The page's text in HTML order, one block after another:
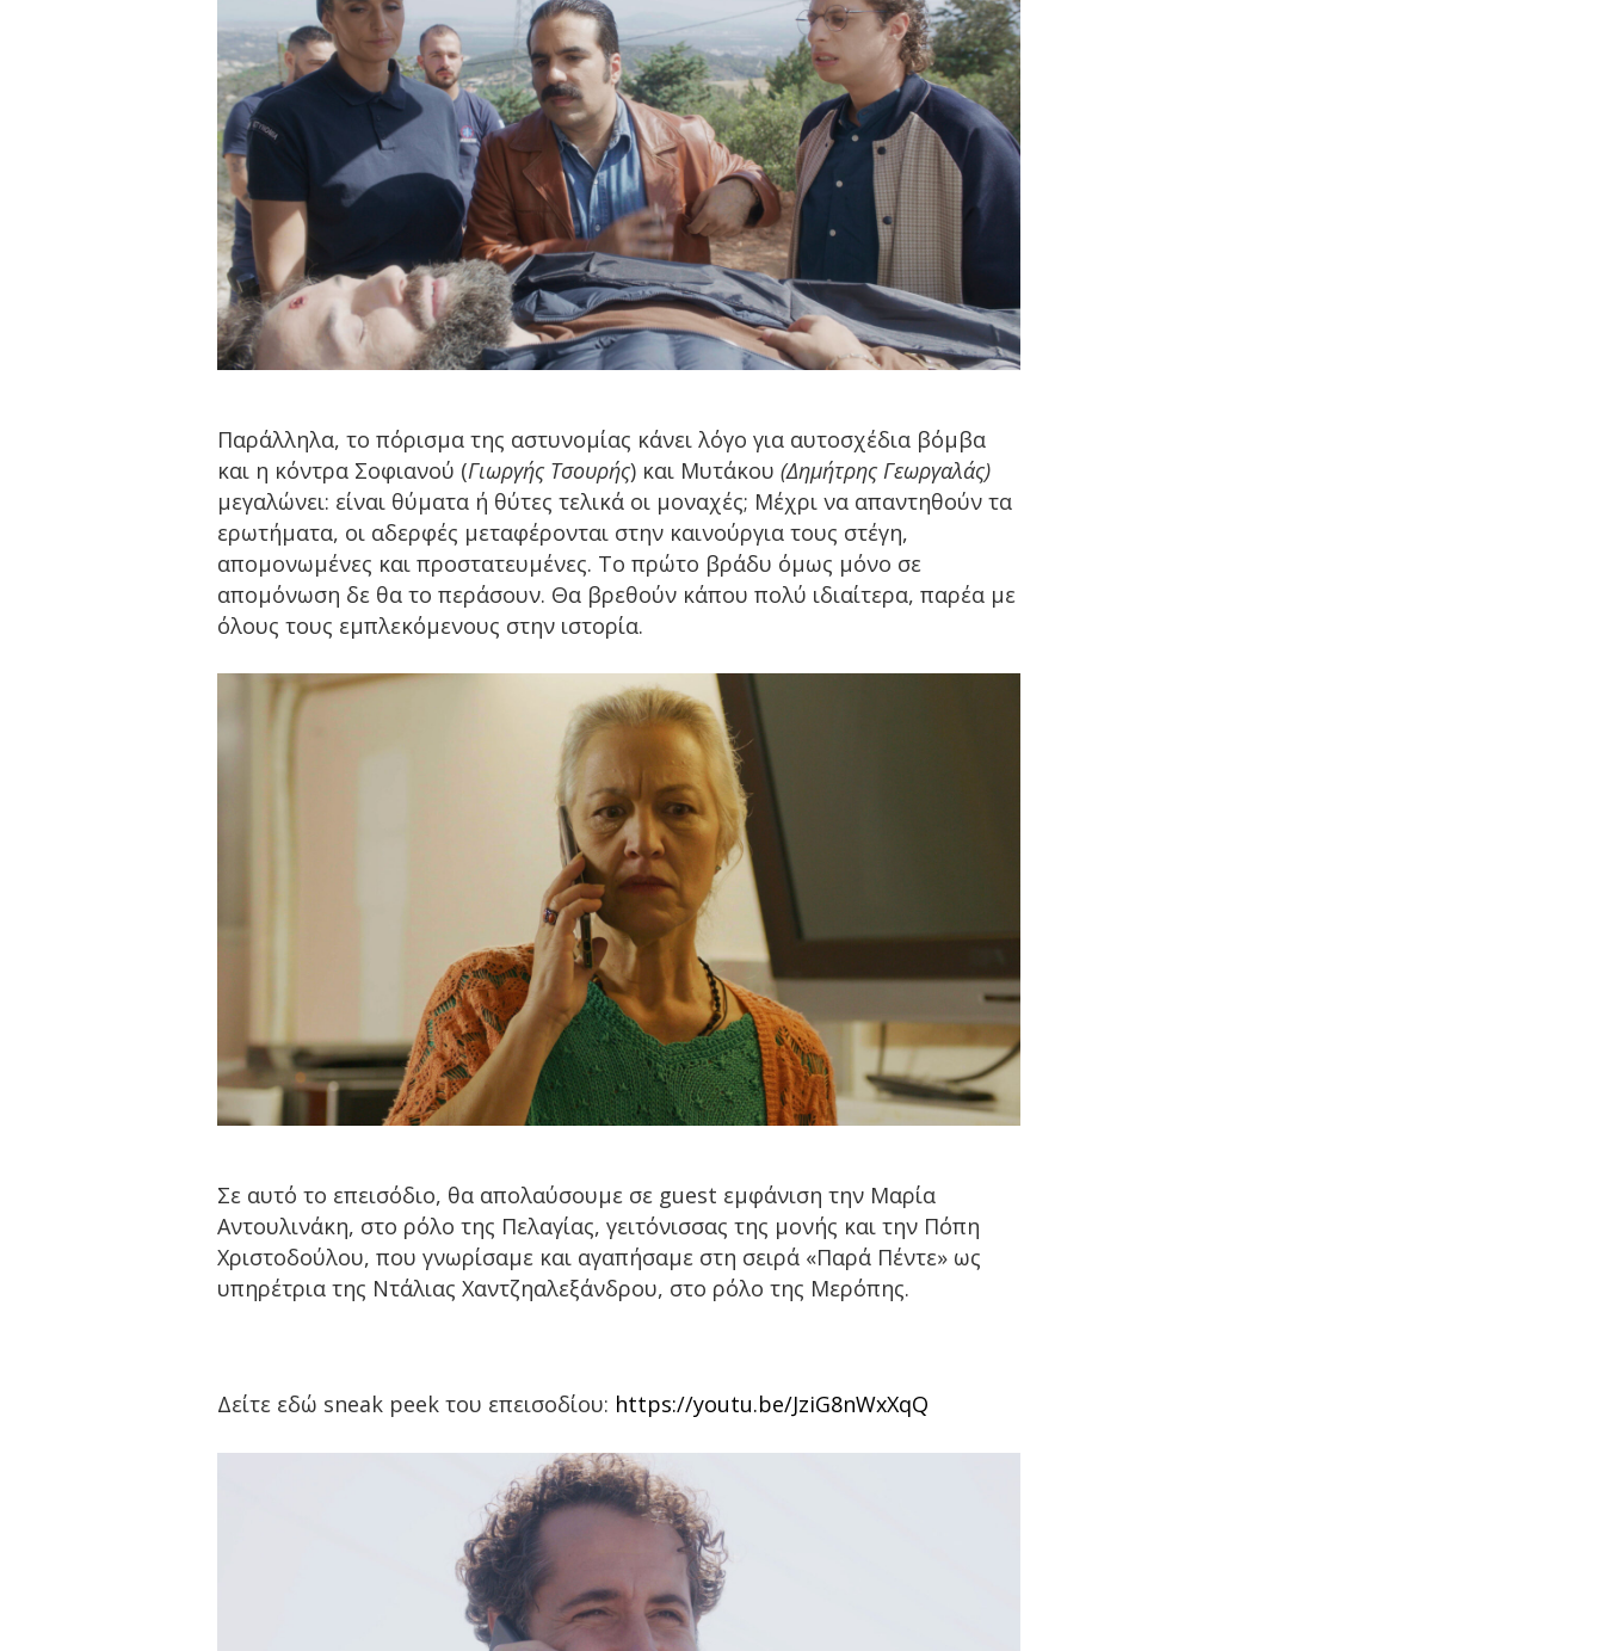
Παράλληλα, το πόρισμα της αστυνομίας κάνει λόγο για αυτοσχέδια βόμβα
και η κόντρα Σοφιανού (Γιωργής Τσουρής) και Μυτάκου (Δημήτρης Γεωργαλάς)
μεγαλώνει: είναι θύματα ή θύτες τελικά οι μοναχές; Μέχρι να απαντηθούν τα
ερωτήματα, οι αδερφές μεταφέρονται στην καινούργια τους στέγη,
απομονωμένες και προστατευμένες. Το πρώτο βράδυ όμως μόνο σε
απομόνωση δε θα το περάσουν. Θα βρεθούν κάπου πολύ ιδιαίτερα, παρέα με
όλους τους εμπλεκόμενους στην ιστορία.
Σε αυτό το επεισόδιο, θα απολαύσουμε σε guest εμφάνιση την Μαρία
Αντουλινάκη, στο ρόλο της Πελαγίας, γειτόνισσας της μονής και την Πόπη
Χριστοδούλου, που γνωρίσαμε και αγαπήσαμε στη σειρά «Παρά Πέντε» ως
υπηρέτρια της Ντάλιας Χαντζηαλεξάνδρου, στο ρόλο της Μερόπης.
Δείτε εδώ sneak peek του επεισοδίου: https://youtu.be/JziG8nWxXqQ